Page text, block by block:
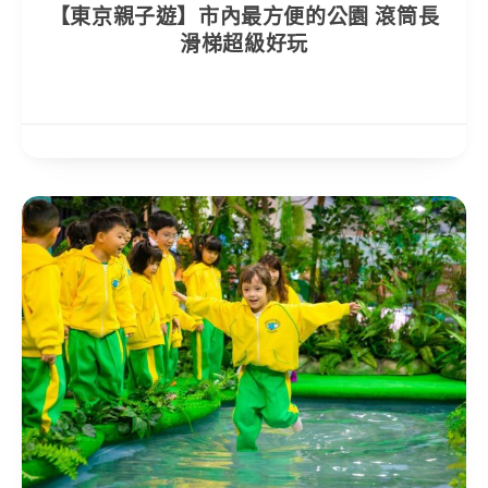
【東京親子遊】市內最方便的公園 滾筒長
滑梯超級好玩